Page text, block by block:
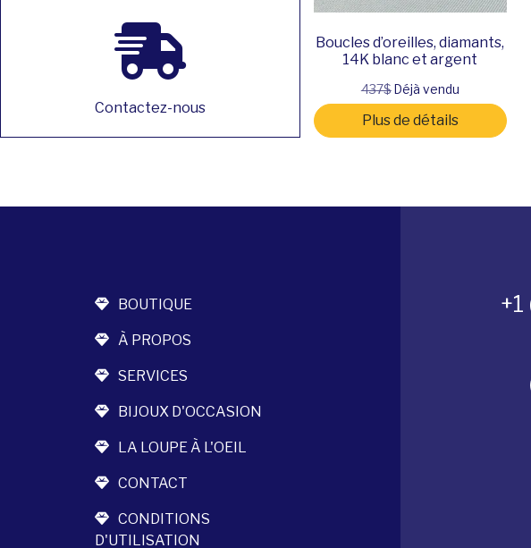
Contactez-nous
Boucles d’oreilles, diamants,
14K blanc et argent
437$Déjà vendu
Plus de détails
BOUTIQUE
À PROPOS
SERVICES
BIJOUX D'OCCASION
LA LOUPE À L'OEIL
CONTACT
CONDITIONS
D'UTILISATION